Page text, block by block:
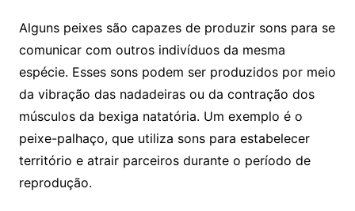
Alguns peixes são capazes de produzir sons para se
comunicar com outros indivíduos da mesma
espécie. Esses sons podem ser produzidos por meio
da vibração das nadadeiras ou da contração dos
músculos da bexiga natatória. Um exemplo é o
peixe-palhaço, que utiliza sons para estabelecer
território e atrair parceiros durante o período de
reprodução.